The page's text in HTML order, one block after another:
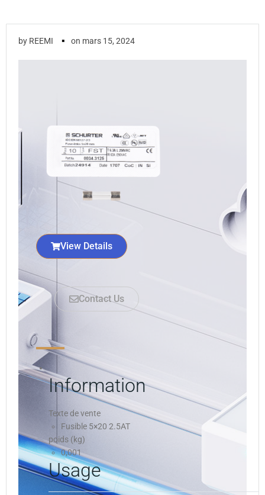
by REEMI ▪ on mars 15, 2024
View Details
Contact Us
Information
Texte de vente
Fusible 5×20 2.5AT
poids (kg)
0,001
Usage